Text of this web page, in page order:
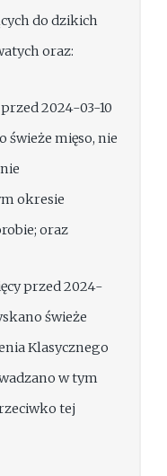
do dzikich
oraz:
2024-03-10
mięso, nie
okresie
oraz
przed 2024-
świeże
Klasycznego
w tym
tej